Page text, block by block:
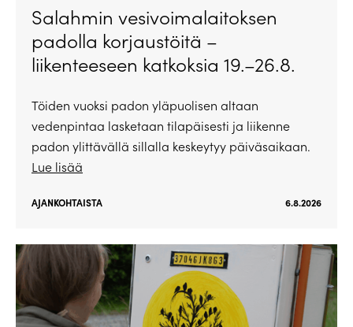
Salahmin vesivoimalaitoksen
padolla korjaustöitä –
liikenteeseen katkoksia 19.–26.8.
Töiden vuoksi padon yläpuolisen altaan
vedenpintaa lasketaan tilapäisesti ja liikenne
padon ylittävällä sillalla keskeytyy päiväsaikaan.
Lue lisää
AJANKOHTAISTA 6.8.2026